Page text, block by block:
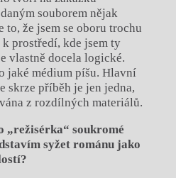
souborem nějak
to, že jsem se oboru trochu
prostředí, kde jsem ty
vlastně docela logické.
jaké médium píšu. Hlavní
skrze příběh je jen jedna,
z rozdílných materiálů.
„režisérka“ soukromé
syžet románu jako